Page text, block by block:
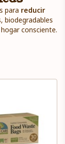
para reducir
biodegradables
consciente.